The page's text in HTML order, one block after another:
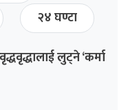
२४ घण्टा
लुट्ने ‘कर्मा